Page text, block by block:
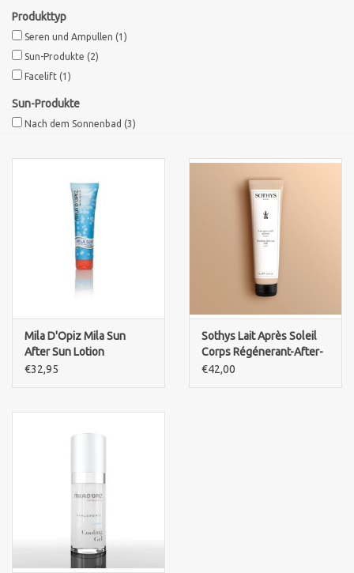
Produkttyp
Seren und Ampullen (1)
Sun-Produkte (2)
Facelift (1)
Sun-Produkte
Nach dem Sonnenbad (3)
Mila D'Opiz Mila Sun
After Sun Lotion
€32,95
Sothys Lait Après Soleil
Corps Régénerant-After-
sun milch-Körper
€42,00